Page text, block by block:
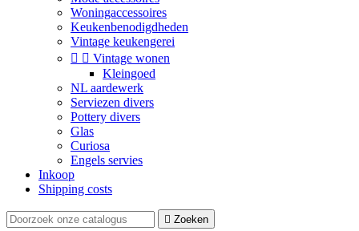
Woningaccessoires
Keukenbenodigdheden
Vintage keukengerei
  Vintage wonen
Kleingoed
NL aardewerk
Serviezen divers
Pottery divers
Glas
Curiosa
Engels servies
Inkoop
Shipping costs
 Zoeken